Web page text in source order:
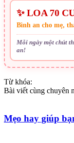
✨ LOA 70
Bình an cho mẹ,
Mỗi ngày một chút
an!
Từ khóa:
Bài viết cùng chuyên
Mẹo hay giúp